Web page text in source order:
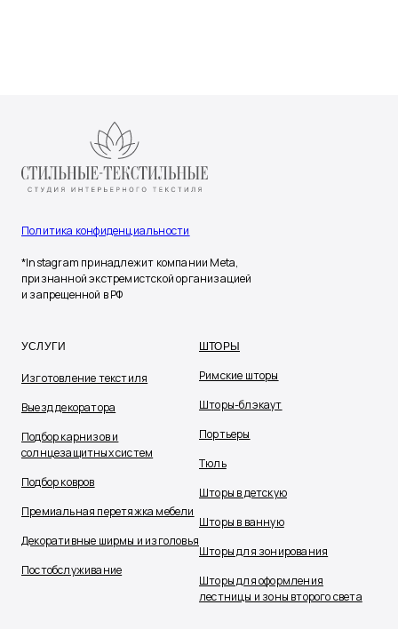
Политика конфиденциальности
*Instagram принадлежит компании Meta,
признанной экстремистской организацией
и запрещенной в РФ
УСЛУГИ
Изготовление текстиля
Выезд декоратора
Подбор карнизов и
солнцезащитных систем
Подбор ковров
Премиальная перетяжка мебели
Декоративные ширмы и изголовья
Постобслуживание
ШТОРЫ
Римские шторы
Шторы-блэкаут
Портьеры
Тюль
Шторы в детскую
Шторы в ванную
Шторы для зонирования
Шторы для оформления
лестницы и зоны второго света